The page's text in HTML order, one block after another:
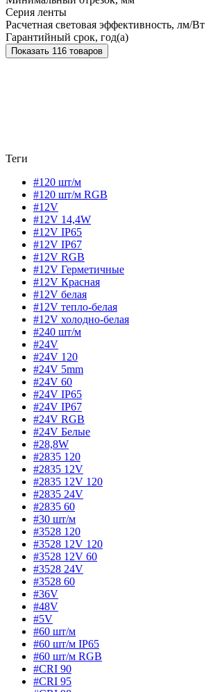
Серия ленты
Расчетная световая эффективность, лм/Вт
Гарантийный срок, год(а)
Показать 116 товаров
Теги
#120 шт/м
#120 шт/м RGB
#12V
#12V 14,4W
#12V IP65
#12V IP67
#12V RGB
#12V Герметичные
#12V Красная
#12V белая
#12V тепло-белая
#12V холодно-белая
#240 шт/м
#24V
#24V 120
#24V 5mm
#24V 60
#24V IP65
#24V IP67
#24V RGB
#24V Белые
#28,8W
#2835 120
#2835 12V
#2835 12V 120
#2835 24V
#2835 60
#30 шт/м
#3528 120
#3528 12V 120
#3528 12V 60
#3528 24V
#3528 60
#36V
#48V
#5V
#60 шт/м
#60 шт/м IP65
#60 шт/м RGB
#CRI 90
#CRI 95